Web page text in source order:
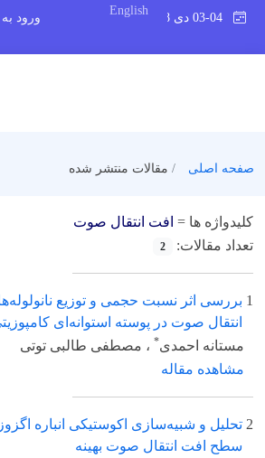
English
ورود
صفحه اصلی مقالات منتشر شده
کلیدواژه ها = افت انتقال صوت
تعداد مقالات:
2
1 بررسی اثر نسبت حجمی و توزیع
انتقال صوت در پوسته استوانه‌ای
مستانه احمدی* ، مصطفی طالبی توتی
مشاهده مقاله
2 تحلیل و شبیه‌سازی اکوستیکی انباره
سطح افت انتقال صوت بهینه